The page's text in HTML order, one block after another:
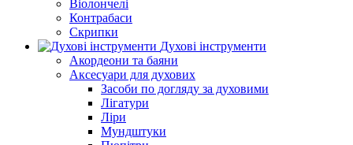
Віолончелі
Контрабаси
Скрипки
Духові інструменти
Акордеони та баяни
Аксесуари для духових
Засоби по догляду за духовими
Лігатури
Ліри
Мундштуки